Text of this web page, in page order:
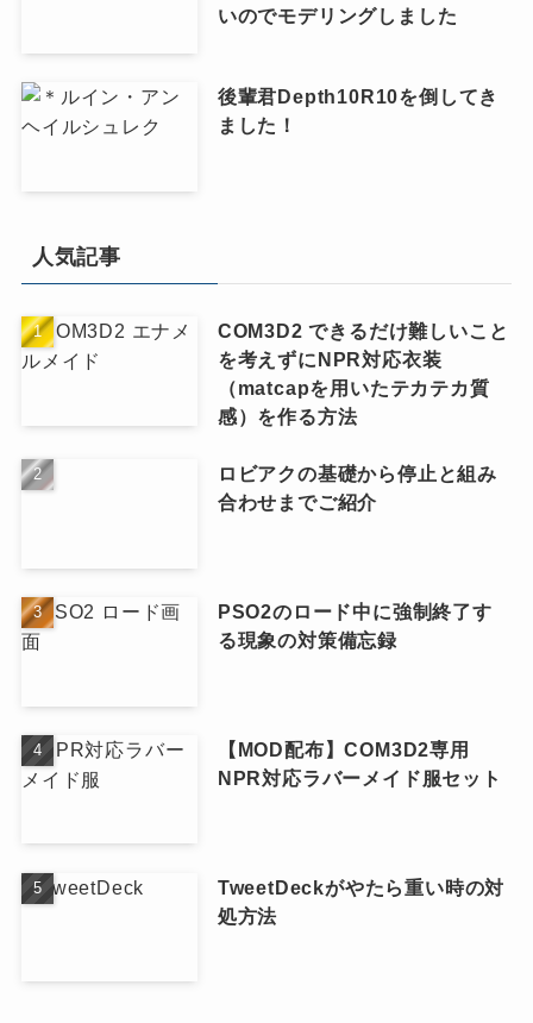
いのでモデリングしました
後輩君Depth10R10を倒してき
ました！
人気記事
COM3D2 できるだけ難しいこと
を考えずにNPR対応衣装
（matcapを用いたテカテカ質
感）を作る方法
ロビアクの基礎から停止と組み
合わせまでご紹介
PSO2のロード中に強制終了す
る現象の対策備忘録
【MOD配布】COM3D2専用
NPR対応ラバーメイド服セット
TweetDeckがやたら重い時の対
処方法